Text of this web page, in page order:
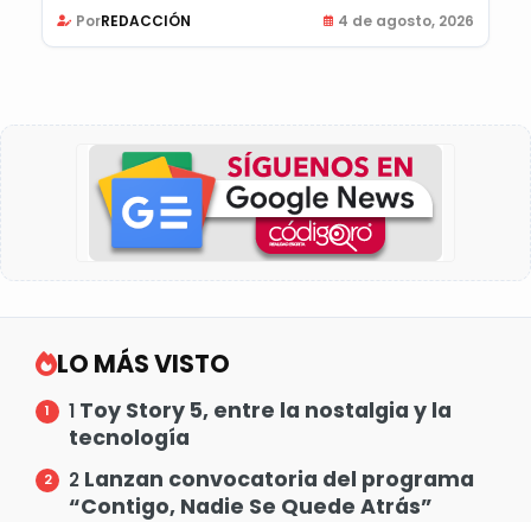
PorREDACCIÓN 4 de agosto, 2026
LO MÁS VISTO
1 Toy Story 5, entre la nostalgia y la
tecnología
2 Lanzan convocatoria del programa
“Contigo, Nadie Se Quede Atrás”